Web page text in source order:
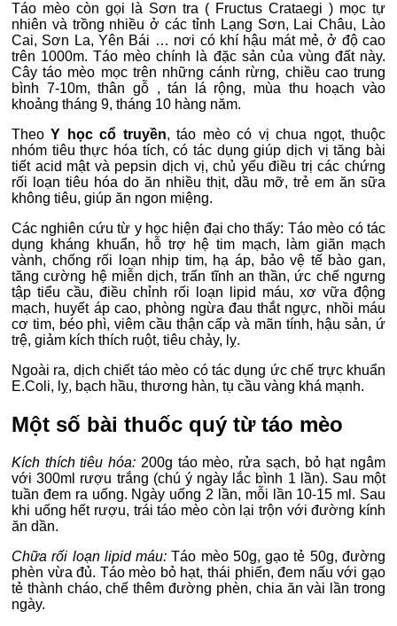
Táo mèo còn gọi là Sơn tra ( Fructus Crataegi ) mọc tự
nhiên và trồng nhiều ở các tỉnh Lạng Sơn, Lai Châu, Lào
Cai, Sơn La, Yên Bái … nơi có khí hậu mát mẻ, ở độ cao
trên 1000m. Táo mèo chính là đặc sản của vùng đất này.
Cây táo mèo mọc trên những cánh rừng, chiều cao trung
bình 7-10m, thân gỗ , tán lá rộng, mùa thu hoạch vào
khoảng tháng 9, tháng 10 hàng năm.
TheoY học cổ truyền, táo mèo có vị chua ngọt, thuộc
nhóm tiêu thực hóa tích, có tác dụng giúp dịch vị tăng bài
tiết acid mật và pepsin dịch vị, chủ yếu điều trị các chứng
rối loạn tiêu hóa do ăn nhiều thịt, dầu mỡ, trẻ em ăn sữa
không tiêu, giúp ăn ngon miệng.
Các nghiên cứu từ y học hiện đại cho thấy: Táo mèo có tác
dụng kháng khuẩn, hỗ trợ hệ tim mạch, làm giãn mạch
vành, chống rối loạn nhịp tim, hạ áp, bảo vệ tế bào gan,
tăng cường hệ miễn dịch, trấn tĩnh an thần, ức chế ngưng
tập tiểu cầu, điều chỉnh rối loạn lipid máu, xơ vữa động
mạch, huyết áp cao, phòng ngừa đau thắt ngực, nhồi máu
cơ tim, béo phì, viêm cầu thận cấp và mãn tính, hậu sản, ứ
trệ, giảm kích thích ruột, tiêu chảy, lỵ.
Ngoài ra, dịch chiết táo mèo có tác dụng ức chế trực khuẩn
E.Coli, lỵ, bạch hầu, thương hàn, tụ cầu vàng khá mạnh.
Một số bài thuốc quý từ táo mèo
Kích thích tiêu hóa: 200g táo mèo, rửa sạch, bỏ hạt ngâm
với 300ml rượu trắng (chú ý ngày lắc bình 1 lần). Sau một
tuần đem ra uống. Ngày uống 2 lần, mỗi lần 10-15 ml. Sau
khi uống hết rượu, trái táo mèo còn lại trộn với đường kính
ăn dần.
Chữa rối loạn lipid máu: Táo mèo 50g, gạo tẻ 50g, đường
phèn vừa đủ. Táo mèo bỏ hạt, thái phiến, đem nấu với gạo
tẻ thành cháo, chế thêm đường phèn, chia ăn vài lần trong
ngày.